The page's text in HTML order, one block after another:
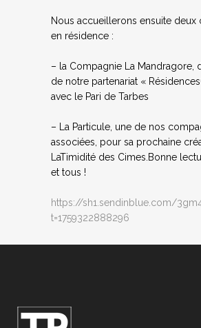
Nous accueillerons ensuite deux
en résidence :
– la Compagnie La Mandragore,
de notre partenariat «
avec le Pari de Tarbes
– La Particule, une de nos
associées, pour sa prochaine
LaTimidité des Cimes.Bonne
et tous !
https://sh1.sendinblue.com/
t=1759322888296